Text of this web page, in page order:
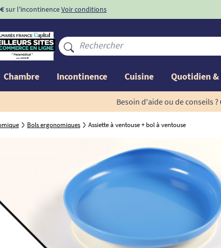
sur l'incontinenceVoir conditions
Chambre Incontinence Cuisine Quotidien
Besoin d'aide ou de conseils ?
Bols ergonomiques Assiette à ventouse + bol à ventouse